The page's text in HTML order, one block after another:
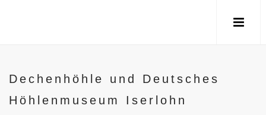
Dechenhöhle und Deutsches
Höhlenmuseum Iserlohn